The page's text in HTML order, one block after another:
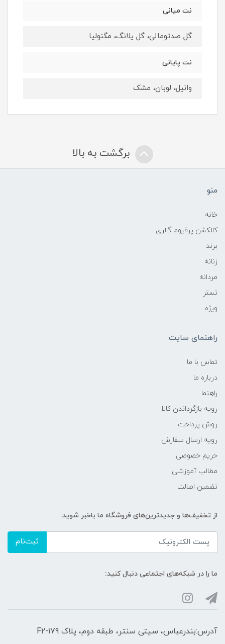
نت میانی
گل صدتومانی، گل یلانگ، مگنولیا
نت پایانی
وانیل، لوبان، مشک
برگشت به بالا
منو
خانه
کالکشن پرفیوم گالری
برند
زنانه
مردانه
تستر
ویژه
راهنمای سایت
تماس با ما
درباره ما
راهنما
رویه‌ بازگرداندن کالا
روش پرداخت
رویه ارسال سفارش
حریم خصوصی
مطالب آموزشی
تضمین اصالت
از تخفیف‌ها و جدیدترین‌های فروشگاه ما باخبر شوید:
ثبت‌نام
ما را در شبکه‌های اجتماعی دنبال کنید:
آدرس:بندرعباس، سیتی سنتر، طبقه دوم، پلاک F2-179